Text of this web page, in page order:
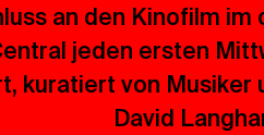
an den Kinofilm
jeden ersten
kuratiert von Musiker
David